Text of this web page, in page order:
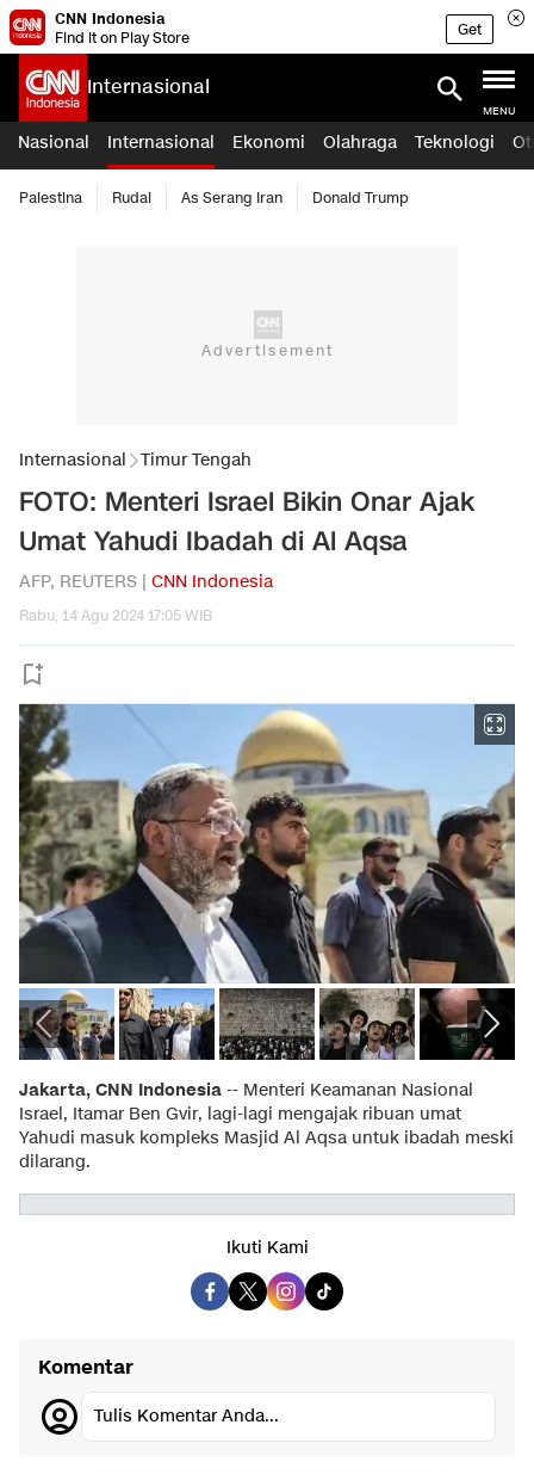
CNN Indonesia
Find it on Play Store
Get
Internasional
MENU
Nasional Internasional Ekonomi Olahraga Teknologi
Palestina Rudal As Serang Iran Donald Trump
Internasional Timur Tengah
FOTO: Menteri Israel Bikin Onar Ajak
Umat Yahudi Ibadah di Al Aqsa
AFP, REUTERS | CNN Indonesia
Rabu, 14 Agu 2024 17:05 WIB
Jakarta, CNN Indonesia -- Menteri Keamanan Nasional
Israel, Itamar Ben Gvir, lagi-lagi mengajak ribuan umat
Yahudi masuk kompleks Masjid Al Aqsa untuk ibadah meski
dilarang.
Ikuti Kami
Komentar
Tulis Komentar Anda...